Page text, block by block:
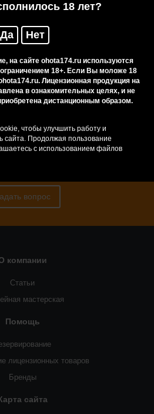
18 лет?
Да Нет
на сайте ohota174.ru используются
18+. Если Вы моложе 18
Лицензионная продукция на
в ознакомительных целях, и не
дистанционным образом.
чтобы улучшить работу и
сайта. Продолжая пользование
с использованием файлов
сомнения или вопросы, Вы
за консультацией к
вопрос
компании
Статьи
мастерская
Помощь
лицензионных товаров
Бренды
сайта